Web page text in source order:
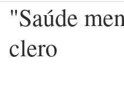
"Saúde
clero